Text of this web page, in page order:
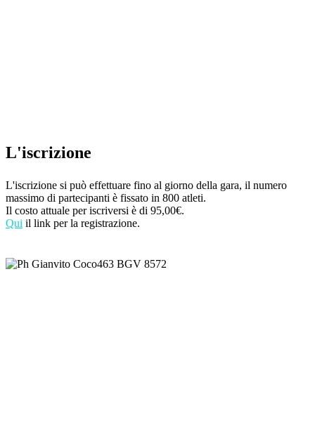
L'iscrizione
L'iscrizione si può effettuare fino al giorno della gara, il numero
massimo di partecipanti è fissato in 800 atleti.
Il costo attuale per iscriversi è di 95,00€.
Qui il link per la registrazione.